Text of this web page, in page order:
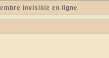
invisible en ligne